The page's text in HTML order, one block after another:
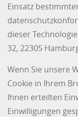
Einsatz
dieser
32, 22305
Wenn Sie unsere
Cookie in Ihrem
Ihnen erteilten
Einwilligungen